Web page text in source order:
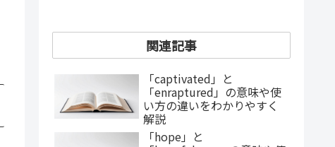
関連記事
「captivated」と
「enraptured」の意味や使
い方の違いをわかりやすく
解説
「hope」と